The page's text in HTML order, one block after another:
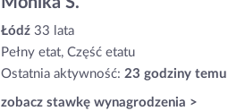
Łódź 33 lata
Pełny etat, Część etatu
Ostatnia aktywność: 23 godziny temu
zobacz stawkę wynagrodzenia >